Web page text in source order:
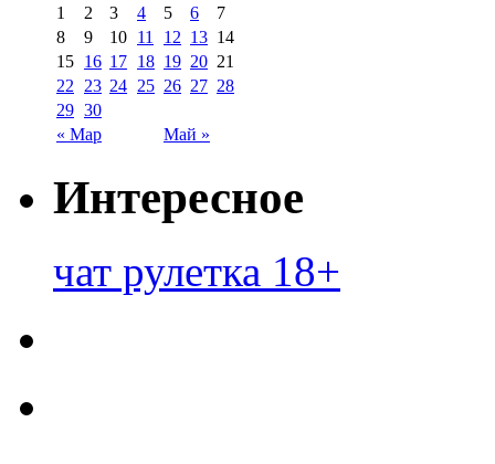
« Мар Май »
1 2 3 4 5 6
7
8
9 10 11 12 13 14
15 16 17 18 19 20 21
22
23 24 25 26 27 28
29 30
Интересное
чат рулетка 18+